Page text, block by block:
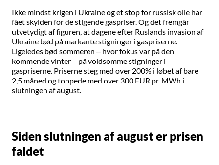
Ikke mindst krigen i Ukraine og et stop for russisk olie har
fået skylden for de stigende gaspriser. Og det fremgår
utvetydigt af figuren, at dagene efter Ruslands invasion af
Ukraine bød på markante stigninger i gaspriserne.
Ligeledes bød sommeren – hvor fokus var på den
kommende vinter – på voldsomme stigninger i
gaspriserne. Priserne steg med over 200% i løbet af bare
2,5 måned og toppede med over 300 EUR pr. MWh i
slutningen af august.
Siden slutningen af august er prisen
faldet